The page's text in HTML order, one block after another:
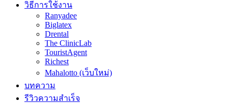
วิธีการใช้งาน
Ranyadee
Biglatex
Drental
The ClinicLab
TouristAgent
Richest
Mahalotto (เว็บใหม่)
บทความ
รีวิวความสำเร็จ